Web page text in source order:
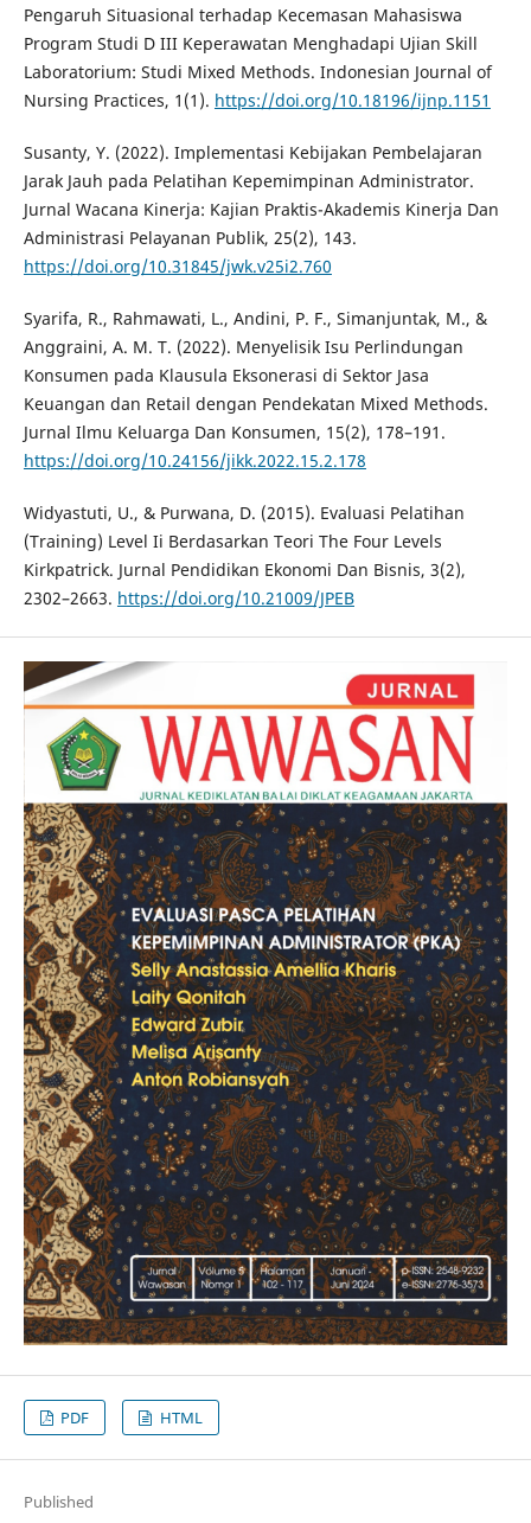
Pengaruh Situasional terhadap Kecemasan Mahasiswa
Program Studi D III Keperawatan Menghadapi Ujian Skill
Laboratorium: Studi Mixed Methods. Indonesian Journal of
Nursing Practices, 1(1). https://doi.org/10.18196/ijnp.1151
Susanty, Y. (2022). Implementasi Kebijakan Pembelajaran
Jarak Jauh pada Pelatihan Kepemimpinan Administrator.
Jurnal Wacana Kinerja: Kajian Praktis-Akademis Kinerja Dan
Administrasi Pelayanan Publik, 25(2), 143.
https://doi.org/10.31845/jwk.v25i2.760
Syarifa, R., Rahmawati, L., Andini, P. F., Simanjuntak, M., &
Anggraini, A. M. T. (2022). Menyelisik Isu Perlindungan
Konsumen pada Klausula Eksonerasi di Sektor Jasa
Keuangan dan Retail dengan Pendekatan Mixed Methods.
Jurnal Ilmu Keluarga Dan Konsumen, 15(2), 178–191.
https://doi.org/10.24156/jikk.2022.15.2.178
Widyastuti, U., & Purwana, D. (2015). Evaluasi Pelatihan
(Training) Level Ii Berdasarkan Teori The Four Levels
Kirkpatrick. Jurnal Pendidikan Ekonomi Dan Bisnis, 3(2),
2302–2663. https://doi.org/10.21009/JPEB
PDF HTML
Published